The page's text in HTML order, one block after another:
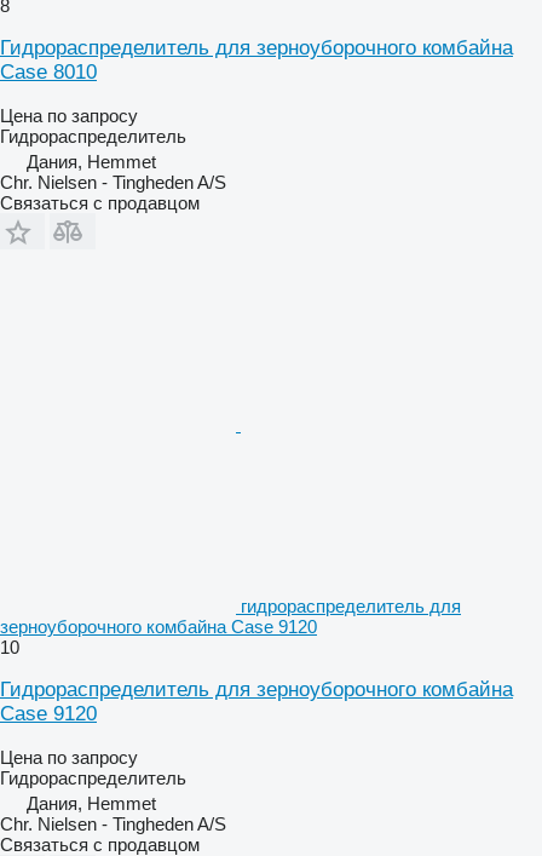
8
Гидрораспределитель для зерноуборочного комбайна
Case 8010
Цена по запросу
Гидрораспределитель
Дания, Hemmet
Chr. Nielsen - Tingheden A/S
Связаться с продавцом
гидрораспределитель для
зерноуборочного комбайна Case 9120
10
Гидрораспределитель для зерноуборочного комбайна
Case 9120
Цена по запросу
Гидрораспределитель
Дания, Hemmet
Chr. Nielsen - Tingheden A/S
Связаться с продавцом